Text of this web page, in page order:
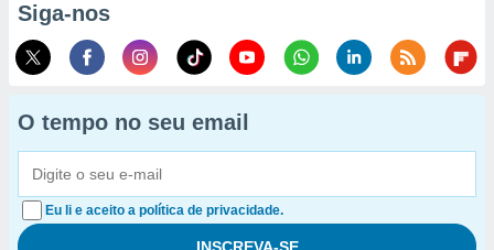
Siga-nos
O tempo no seu email
Eu li e aceito a política de privacidade.